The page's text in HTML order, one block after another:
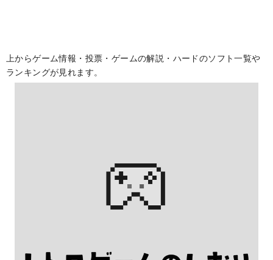
上からゲーム情報・投票・ゲームの解説・ハードのソフト一覧や
ランキングが見れます。